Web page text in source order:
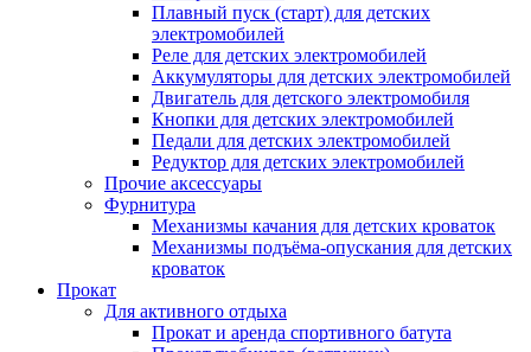
Плавный пуск (старт) для детских
электромобилей
Реле для детских электромобилей
Аккумуляторы для детских электромобилей
Двигатель для детского электромобиля
Кнопки для детских электромобилей
Педали для детских электромобилей
Редуктор для детских электромобилей
Прочие аксессуары
Фурнитура
Механизмы качания для детских кроваток
Механизмы подъёма-опускания для детских
кроваток
Прокат
Для активного отдыха
Прокат и аренда спортивного батута